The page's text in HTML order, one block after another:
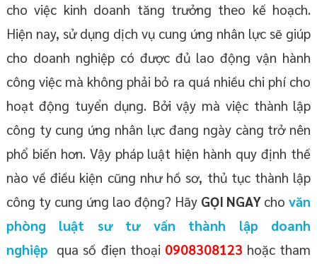
cho việc kinh doanh tăng trưởng theo kế hoạch.
Hiện nay, sử dụng dịch vụ cung ứng nhân lực sẽ giúp
cho doanh nghiệp có được đủ lao động vận hành
công việc mà không phải bỏ ra quá nhiều chi phí cho
hoạt động tuyển dụng. Bởi vậy mà việc thành lập
công ty cung ứng nhân lực đang ngày càng trở nên
phổ biến hơn. Vậy pháp luật hiện hành quy định thế
nào về điều kiện cũng như hồ sơ, thủ tục thành lập
công ty cung ứng lao động? Hãy GỌI NGAY chovăn
phòng luật sư tư vấn thành lập doanh
nghiệp qua số điẹn thoại 0908308123 hoặc tham